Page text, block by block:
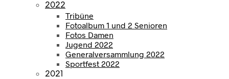
2022
Tribüne
Fotoalbum 1 und 2 Senioren
Fotos Damen
Jugend 2022
Generalversammlung 2022
Sportfest 2022
2021